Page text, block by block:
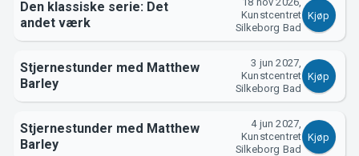
Om Tickster
Den klassiske serie: Det
andet værk
Kunstcentret
Silkeborg Bad
Kjøp
Stjernestunder med Matthew
Barley
3 jun 2027,
Kunstcentret
Silkeborg Bad
Kjøp
Stjernestunder med Matthew
Barley
4 jun 2027,
Kunstcentret
Silkeborg Bad
Kjøp